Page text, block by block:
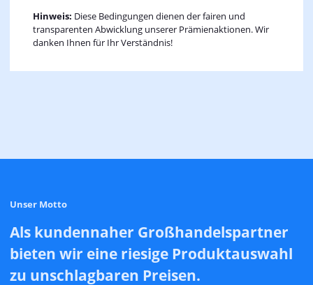
Hinweis: Diese Bedingungen dienen der fairen und
transparenten Abwicklung unserer Prämienaktionen. Wir
danken Ihnen für Ihr Verständnis!
Unser Motto
Als kundennaher Großhandelspartner
bieten wir eine riesige Produktauswahl
zu unschlagbaren Preisen.